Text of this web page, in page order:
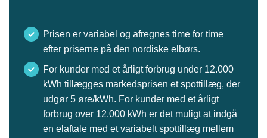
Prisen er variabel og afregnes time for time
efter priserne på den nordiske elbørs.
For kunder med et årligt forbrug under 12.000
kWh tillægges markedsprisen et spottillæg, der
udgør 5 øre/kWh. For kunder med et årligt
forbrug over 12.000 kWh er det muligt at indgå
en elaftale med et variabelt spottillæg mellem